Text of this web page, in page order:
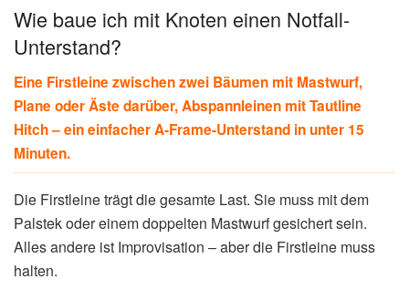
Wie baue ich mit Knoten einen Notfall-
Unterstand?
Eine Firstleine zwischen zwei Bäumen mit Mastwurf,
Plane oder Äste darüber, Abspannleinen mit Tautline
Hitch – ein einfacher A-Frame-Unterstand in unter 15
Minuten.
Die Firstleine trägt die gesamte Last. Sie muss mit dem
Palstek oder einem doppelten Mastwurf gesichert sein.
Alles andere ist Improvisation – aber die Firstleine muss
halten.